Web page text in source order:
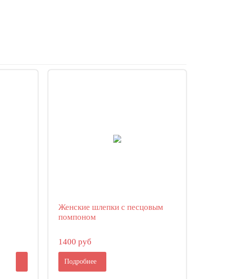
Женские шлепки с песцовым
помпоном
1400 руб
Подробнее